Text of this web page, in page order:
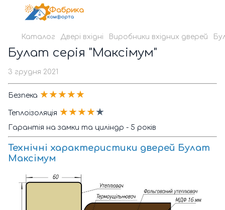
Каталог Двері вхідні Виробники вхідних дверей
Булат серія "Максімум"
3 грудня 2021
Безпека ★★★★★
Теплоізоляція ★★★★★
Гарантія на замки та циліндр - 5 років
Технічні характеристики дверей Булат
Максімум